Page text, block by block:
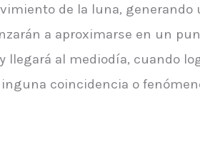
de la luna, generando
a aproximarse en un
llegará al mediodía, cuando
coincidencia o